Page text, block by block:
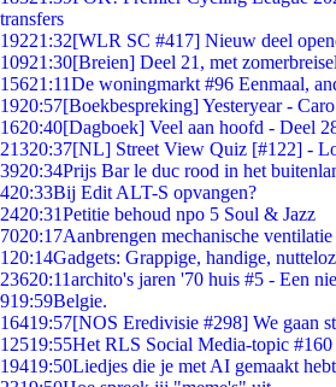
transfers
19221:32[WLR SC #417] Nieuw deel
10921:30[Breien] Deel 21, met
15621:11De woningmarkt #96 Eenmaal,
1920:57[Boekbespreking] Yesteryear -
1620:40[Dagboek] Veel aan hoofd - Deel
21320:37[NL] Street View Quiz [#122] -
3920:34Prijs Bar le duc rood in het
420:33Bij Edit ALT-S opvangen?
2420:31Petitie behoud npo 5 Soul & Jazz
7020:17Aanbrengen mechanische
1 20:14Gadgets: Grappige, handige,
23620:11archito's jaren '70 huis #5 - Een
919:59Belgie.
16419:57[NOS Eredivisie #298] We gaan
12519:55Het RLS Social Media-topic
19419:50Liedjes die je met AI gemaakt hebt